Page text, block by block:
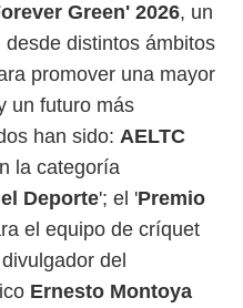
Green' 2026, un
distintos ámbitos
promover una mayor
un futuro más
han sido: AELTC
la categoría
Deporte'; el 'Premio
el equipo de críquet
del
Ernesto Montoya